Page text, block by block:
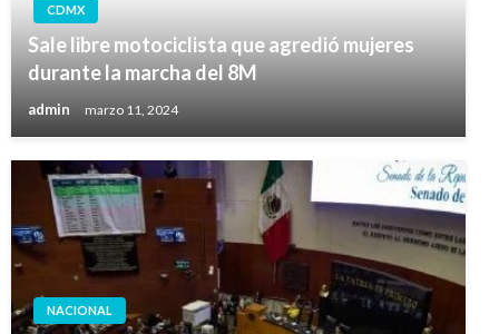
CDMX
Sale libre motociclista que agredió mujeres
durante la marcha del 8M
admin marzo 11, 2024
NACIONAL